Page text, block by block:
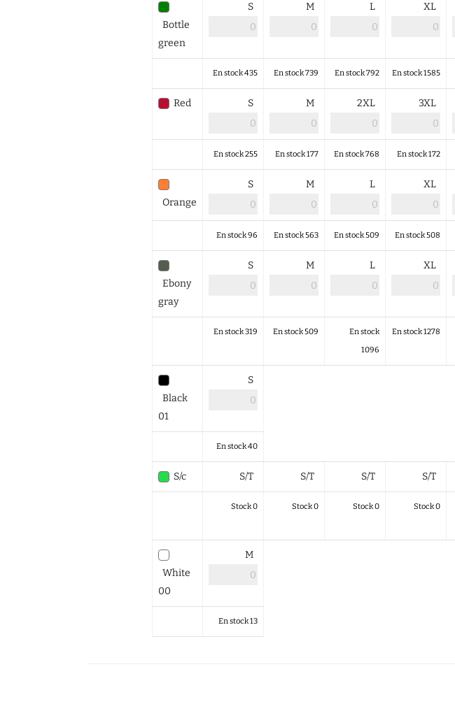
Bottle
green
S M L XL
En stock 435 En stock 739 En stock 792 En stock 1585
Red S M 2XL 3XL
En stock 255 En stock 177 En stock 768 En stock 172
Orange
S M L XL
En stock 96 En stock 563 En stock 509 En stock 508
Ebony
gray
S M L XL
En stock 319 En stock 509
En stock
1096
En stock 1278
Black
01
S
En stock 40
S/c S/T S/T S/T S/T
Stock 0 Stock 0 Stock 0 Stock 0
White
00
M
En stock 13